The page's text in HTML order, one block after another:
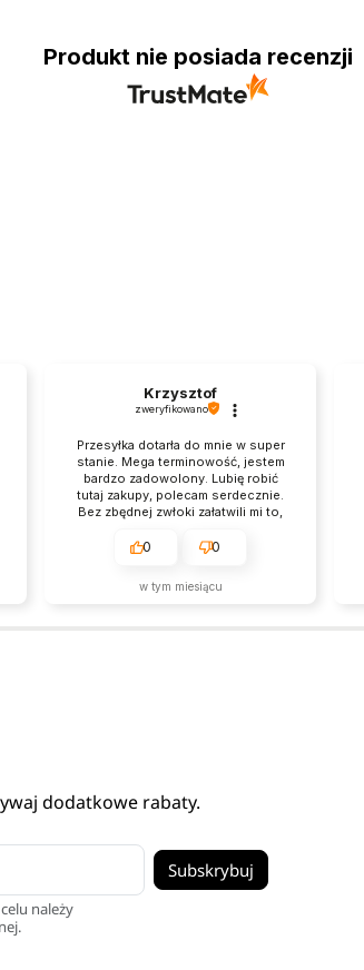
Produkt nie posiada recenzji
Krzysztof
zweryfikowano
Przesyłka dotarła do mnie w super
stanie. Mega terminowość, jestem
bardzo zadowolony. Lubię robić
tutaj zakupy, polecam serdecznie.
Bez zbędnej zwłoki załatwili mi to,
0 0
w tym miesiącu
dodatkowe rabaty.
należy